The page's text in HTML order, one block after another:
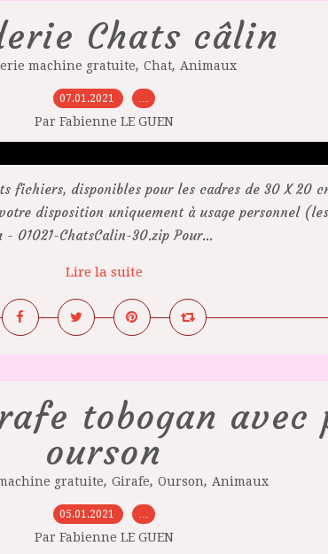
Chats câlin
machine gratuite, Chat, Animaux
07.01.2021 …
Par Fabienne LE GUEN
fichiers, disponibles pour les cadres de 30 X 20
disposition uniquement à usage personnel
01021-ChatsCalin-30.zip Pour...
Lire la suite
tobogan
ourson
gratuite, Girafe, Ourson, Animaux
05.01.2021 …
Par Fabienne LE GUEN